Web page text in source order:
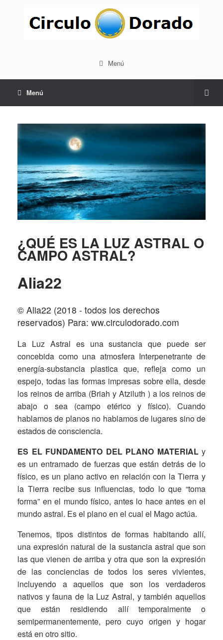
Menú
Menú
¿QUÉ ES LA LUZ ASTRAL O
CAMPO ASTRAL?
Alia22
© Alia22 (2018 - todos los derechos
reservados) Para: ww.circulodorado.com
La Luz Astral es una sustancia que puede ser
concebida como una atmosfera Interpenetrante de
energía-substancia plastica que, refleja como un
espejo, todas las formas impresas sobre ella, desde
los reinos de arriba (Briah y Atziluth ) a los reinos de
abajo o sea (campo etérico y físico). Cuando
hablamos de planos no hablamos de lugares sino de
estados de consciencia.
ES EL FUNDAMENTO DEL PLANO MATERIALy
es un entramado de fuerzas que están detrás de lo
físico, es un plano activo en relación con la Tierra y
la Tierra recibe sus influencias, todo lo que “toma
forma” en el mundo físico, antes lo hace antes en el
mundo astral. Es el plano en el cual el Mago actúa.
Tenemos, tipos distintos de formas habitando allí,
una expresión natural de la sustancia astral que son
las que vienen de arriba y otra que son Ia expresión
de las conciencias de todos los seres vivientes,
incluyendo a aquellos que son los verdaderos
nativos y fauna de la Luz Astral, y también aquellos
que están residiendo allí temporalmente o
semipermanentemente, pero cuyo origen y hogar
está en otro sitio.